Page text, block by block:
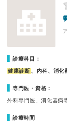
診療科目：
健康診断 、内科、消化
専門医・資格：
外科専門医、消化器病
診療時間